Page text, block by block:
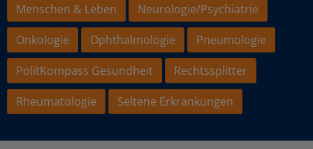
Menschen & Leben
Neurologie/Psychiatrie
Onkologie
Ophthalmologie
Pneumologie
PolitKompass Gesundheit
Rechtssplitter
Rheumatologie
Seltene Erkrankungen